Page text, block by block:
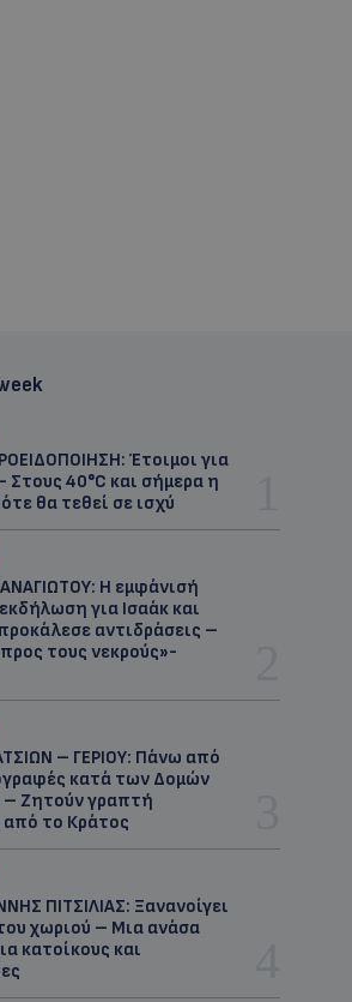
Έτοιμοι για
Στους 40°C και σήμερα η
θα τεθεί σε ισχύ
Η εμφάνισή
για Ισαάκ και
αντιδράσεις –
τους νεκρούς»-
– ΓΕΡΙΟΥ: Πάνω από
κατά των Δομών
– Ζητούν γραπτή
το Κράτος
ΠΙΤΣΙΛΙΑΣ: Ξανανοίγει
χωριού – Μια ανάσα
κατοίκους και